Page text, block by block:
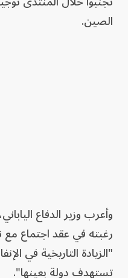
الصين.
وأعرب وزير الدفاع
رغبته في عقد اجتماع مع
"الزيادة التاريخية في
تستهدف دولة بعينها".